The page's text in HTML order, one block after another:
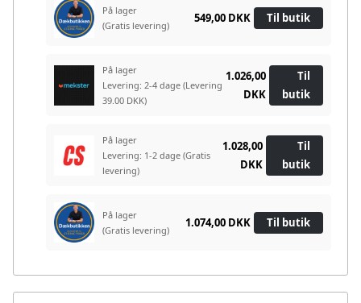
På lager
(Gratis levering)
549,00 DKK Til butik
På lager
Levering: 2-4 dage (Levering
39.00 DKK)
1.026,00
DKK
Til
butik
På lager
Levering: 1-2 dage (Gratis
levering)
1.028,00
DKK
Til
butik
På lager
(Gratis levering)
1.074,00 DKK Til butik